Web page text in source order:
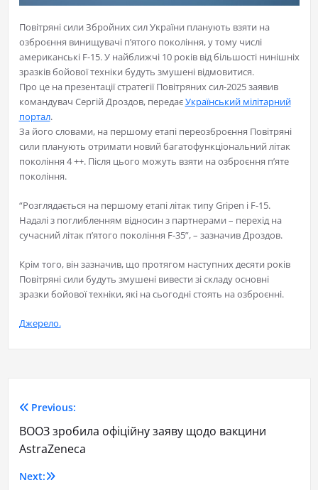
Повітряні сили Збройних сил України планують взяти на
озброєння винищувачі п’ятого покоління, у тому числі
американські F-15. У найближчі 10 років від більшості нинішніх
зразків бойової техніки будуть змушені відмовитися.
Про це на презентації стратегії Повітряних сил-2025 заявив
командувач Сергій Дроздов, передаєУкраїнський мілітарний
портал.
За його словами, на першому етапі переозброєння Повітряні
сили планують отримати новий багатофункціональний літак
покоління 4 ++. Після цього можуть взяти на озброєння п’яте
покоління.
“Розглядається на першому етапі літак типу Gripen і F-15.
Надалі з поглибленням відносин з партнерами – перехід на
сучасний літак п’ятого покоління F-35”, – зазначив Дроздов.
Крім того, він зазначив, що протягом наступних десяти років
Повітряні сили будуть змушені вивести зі складу основні
зразки бойової техніки, які на сьогодні стоять на озброєнні.
Джерело.
Previous:
ВООЗ зробила офіційну заяву щодо вакцини
AstraZeneca
Next: